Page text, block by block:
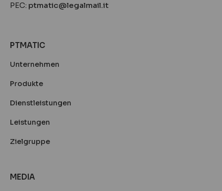
PEC: ptmatic@legalmail.it
PTMATIC
Unternehmen
Produkte
Dienstleistungen
Leistungen
Zielgruppe
MEDIA